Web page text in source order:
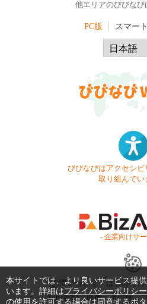
他エリアのびびなび
PC版 スマー
びびなびはアクセシビ
取り組んでい
- 企業向けサ
お問い合わせ はじめてガ
利用規約
商標・著作権
本サイトでは、より良いサービス提
います。詳細はプライバシーポリシー
の使用を許可する場合は同意するボ